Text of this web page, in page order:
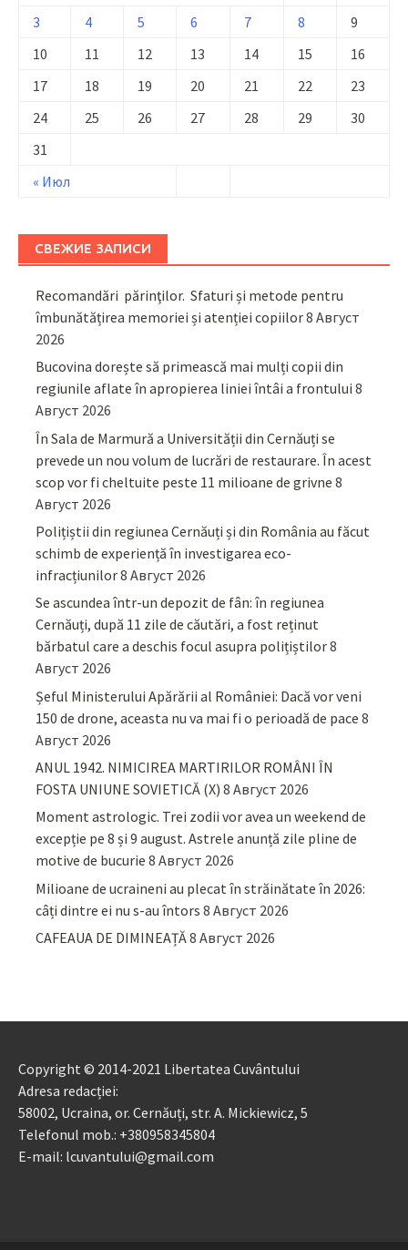
« Июл
3
4 5 6 7 8
9
10
11 12 13 14 15
16
17
18 19 20 21 22
23
24
25 26 27 28 29
30
31
СВЕЖИЕ ЗАПИСИ
Recomandări părinţilor. Sfaturi și metode pentru
îmbunătățirea memoriei și atenției copiilor8 Август
2026
Bucovina dorește să primească mai mulți copii din
regiunile aflate în apropierea liniei întâi a frontului 8
Август 2026
În Sala de Marmură a Universității din Cernăuți se
prevede un nou volum de lucrări de restaurare. În acest
scop vor fi cheltuite peste 11 milioane de grivne 8
Август 2026
Polițiștii din regiunea Cernăuți și din România au făcut
schimb de experiență în investigarea eco-
infracțiunilor8 Август 2026
Se ascundea într-un depozit de fân: în regiunea
Cernăuți, după 11 zile de căutări, a fost reținut
bărbatul care a deschis focul asupra polițiștilor8
Август 2026
Șeful Ministerului Apărării al României: Dacă vor veni
150 de drone, aceasta nu va mai fi o perioadă de pace 8
Август 2026
ANUL 1942. NIMICIREA MARTIRILOR ROMÂNI ÎN
FOSTA UNIUNE SOVIETICĂ (X) 8 Август 2026
Moment astrologic. Trei zodii vor avea un weekend de
excepție pe 8 și 9 august. Astrele anunță zile pline de
motive de bucurie 8 Август 2026
Milioane de ucraineni au plecat în străinătate în 2026:
câți dintre ei nu s-au întors 8 Август 2026
CAFEAUA DE DIMINEAȚĂ8 Август 2026
Copyright © 2014-2021 Libertatea Cuvântului
Adresa redacției:
58002, Ucraina, or. Cernăuți, str. A. Mickiewicz, 5
Telefonul mob.: +380958345804
E-mail: lcuvantului@gmail.com